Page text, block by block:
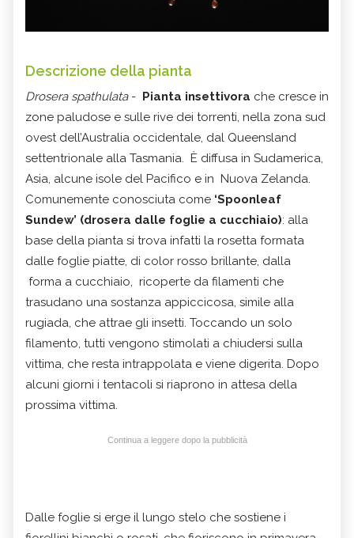
Descrizione della pianta
Drosera spathulata - Pianta insettivora che cresce in
zone paludose e sulle rive dei torrenti, nella zona sud
ovest dell’Australia occidentale, dal Queensland
settentrionale alla Tasmania. È diffusa in Sudamerica,
Asia, alcune isole del Pacifico e in Nuova Zelanda.
Comunemente conosciuta come ‘Spoonleaf
Sundew’ (drosera dalle foglie a cucchiaio): alla
base della pianta si trova infatti la rosetta formata
dalle foglie piatte, di color rosso brillante, dalla
forma a cucchiaio, ricoperte da filamenti che
trasudano una sostanza appiccicosa, simile alla
rugiada, che attrae gli insetti. Toccando un solo
filamento, tutti vengono stimolati a chiudersi sulla
vittima, che resta intrappolata e viene digerita. Dopo
alcuni giorni i tentacoli si riaprono in attesa della
prossima vittima.
Continua a leggere dopo la pubblicità
Dalle foglie si erge il lungo stelo che sostiene i